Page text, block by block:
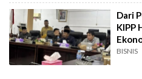
Dari
KIPP
BISNIS